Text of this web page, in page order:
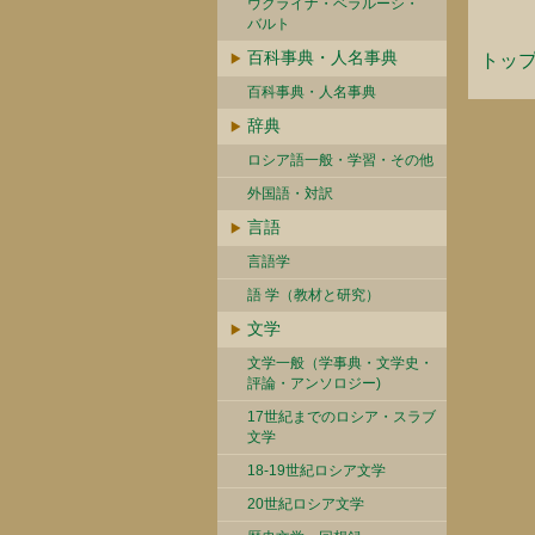
ウクライナ・ベラルーシ・
バルト
百科事典・人名事典
百科事典・人名事典
辞典
ロシア語一般・学習・その他
外国語・対訳
言語
言語学
語 学（教材と研究）
文学
文学一般（学事典・文学史・
評論・アンソロジー)
17世紀までのロシア・スラブ
文学
18-19世紀ロシア文学
20世紀ロシア文学
トッ